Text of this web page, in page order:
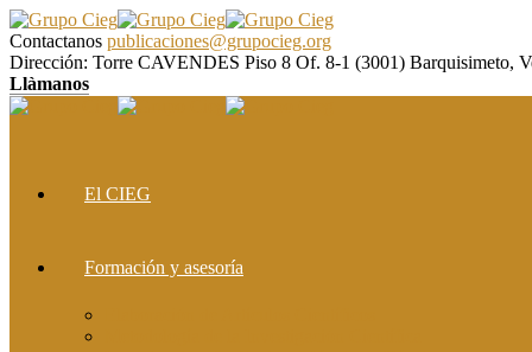
Contactanos publicaciones@grupocieg.org
Dirección: Torre CAVENDES Piso 8 Of. 8-1 (3001) Barquisimeto,
Llàmanos
El CIEG
Formación y asesoría